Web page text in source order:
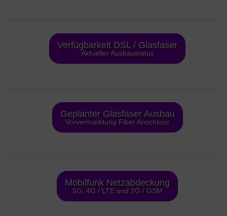
Verfügbarkeit DSL / Glasfaser
Aktueller Ausbaustatus
Geplanter Glasfaser Ausbau
Vorvermarktung Fiber Anschluss
Mobilfunk Netzabdeckung
5G, 4G / LTE und 2G / GSM